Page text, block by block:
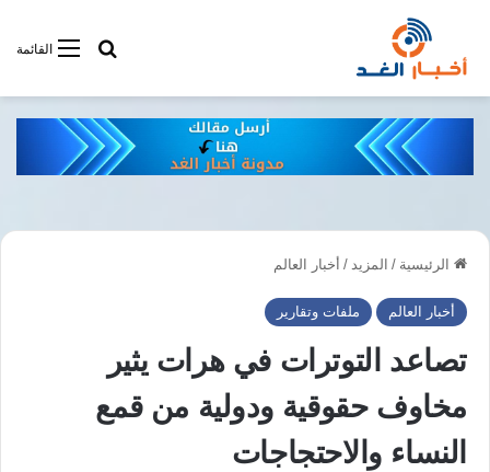
القائمةأبحت فى
الرئيسية / المزيد / أخبار العالم
أخبار العالم ملفات وتقارير
تصاعد التوترات في هرات يثير
مخاوف حقوقية ودولية من قمع
النساء والاحتجاجات